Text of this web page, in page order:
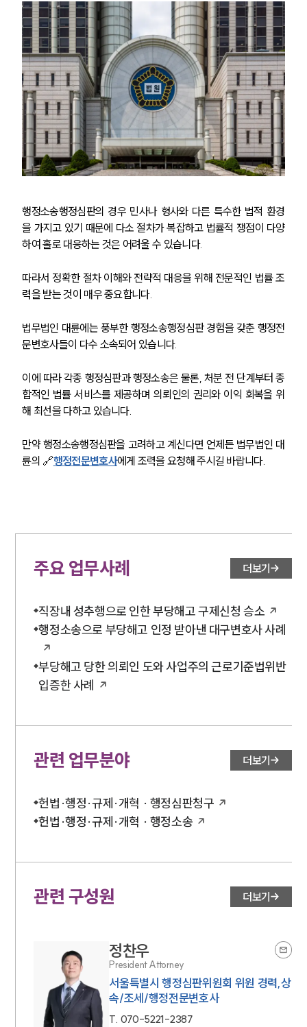
업무사례
주요 업무사례
사례분석/최신동향
법률정보
법률지식인
고객후기
업무분야
헌법·행정·규제·개혁그룹 업무
구성원 소개
언론보도
공지사항
법률서식
뉴스레터/브로슈어
세미나
대륜법률상담예약
행정소송행정심판의 경우 민사나 형사와 다른 특수한 법적 환경
을 가지고 있기 때문에 다소 절차가 복잡하고 법률적 쟁점이 다양
하여 홀로 대응하는 것은 어려울 수 있습니다.
따라서 정확한 절차 이해와 전략적 대응을 위해 전문적인 법률 조
력을 받는 것이 매우 중요합니다.
법무법인 대륜에는 풍부한 행정소송행정심판 경험을 갖춘 행정전
문변호사들이 다수 소속되어 있습니다.
이에 따라 각종 행정심판과 행정소송은 물론, 처분 전 단계부터 종
합적인 법률 서비스를 제공하며 의뢰인의 권리와 이익 회복을 위
해 최선을 다하고 있습니다.
만약 행정소송행정심판을 고려하고 계신다면 언제든 법무법인 대
륜의 🔗행정전문변호사에게 조력을 요청해 주시길 바랍니다.
주요 업무사례 더보기
직장내 성추행으로 인한 부당해고 구제신청 승소
행정소송으로 부당해고 인정 받아낸 대구변호사 사례
부당해고 당한 의뢰인 도와 사업주의 근로기준법위반
입증한 사례
관련 업무분야 더보기
헌법·행정·규제·개혁 · 행정심판청구
헌법·행정·규제·개혁 · 행정소송
관련 구성원 더보기
정찬우
President Attorney
서울특별시 행정심판위원회 위원 경력,상
속/조세/행정전문변호사
T. 070-5221-2387